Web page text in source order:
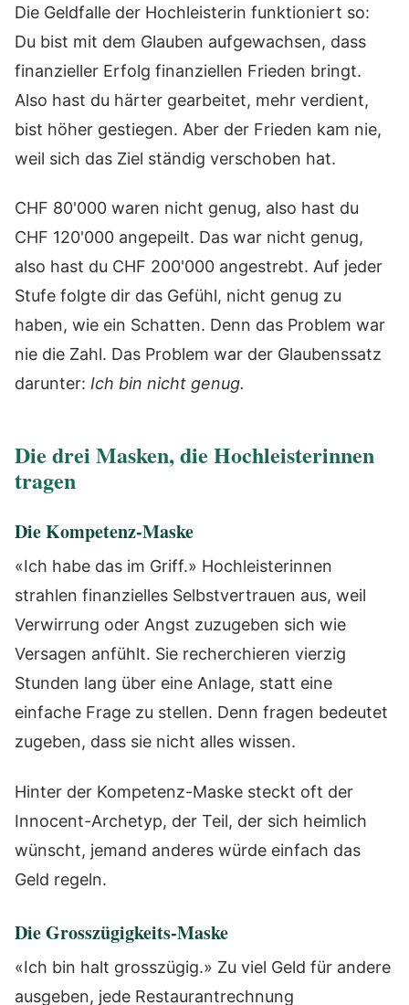
Die Geldfalle der Hochleisterin funktioniert so:
Du bist mit dem Glauben aufgewachsen, dass
finanzieller Erfolg finanziellen Frieden bringt.
Also hast du härter gearbeitet, mehr verdient,
bist höher gestiegen. Aber der Frieden kam nie,
weil sich das Ziel ständig verschoben hat.
CHF 80'000 waren nicht genug, also hast du
CHF 120'000 angepeilt. Das war nicht genug,
also hast du CHF 200'000 angestrebt. Auf jeder
Stufe folgte dir das Gefühl, nicht genug zu
haben, wie ein Schatten. Denn das Problem war
nie die Zahl. Das Problem war der Glaubenssatz
darunter: Ich bin nicht genug.
Die drei Masken, die Hochleisterinnen
tragen
Die Kompetenz-Maske
«Ich habe das im Griff.» Hochleisterinnen
strahlen finanzielles Selbstvertrauen aus, weil
Verwirrung oder Angst zuzugeben sich wie
Versagen anfühlt. Sie recherchieren vierzig
Stunden lang über eine Anlage, statt eine
einfache Frage zu stellen. Denn fragen bedeutet
zugeben, dass sie nicht alles wissen.
Hinter der Kompetenz-Maske steckt oft der
Innocent-Archetyp, der Teil, der sich heimlich
wünscht, jemand anderes würde einfach das
Geld regeln.
Die Grosszügigkeits-Maske
«Ich bin halt grosszügig.» Zu viel Geld für andere
ausgeben, jede Restaurantrechnung